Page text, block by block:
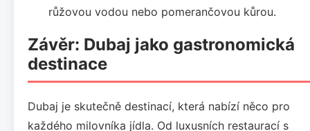
růžovou vodou nebo pomerančovou kůrou.
Závěr: Dubaj jako gastronomická
destinace
Dubaj je skutečně destinací, která nabízí něco pro
každého milovníka jídla. Od luxusních restaurací s